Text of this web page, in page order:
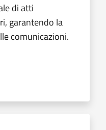
di atti
garantendo la
comunicazioni.